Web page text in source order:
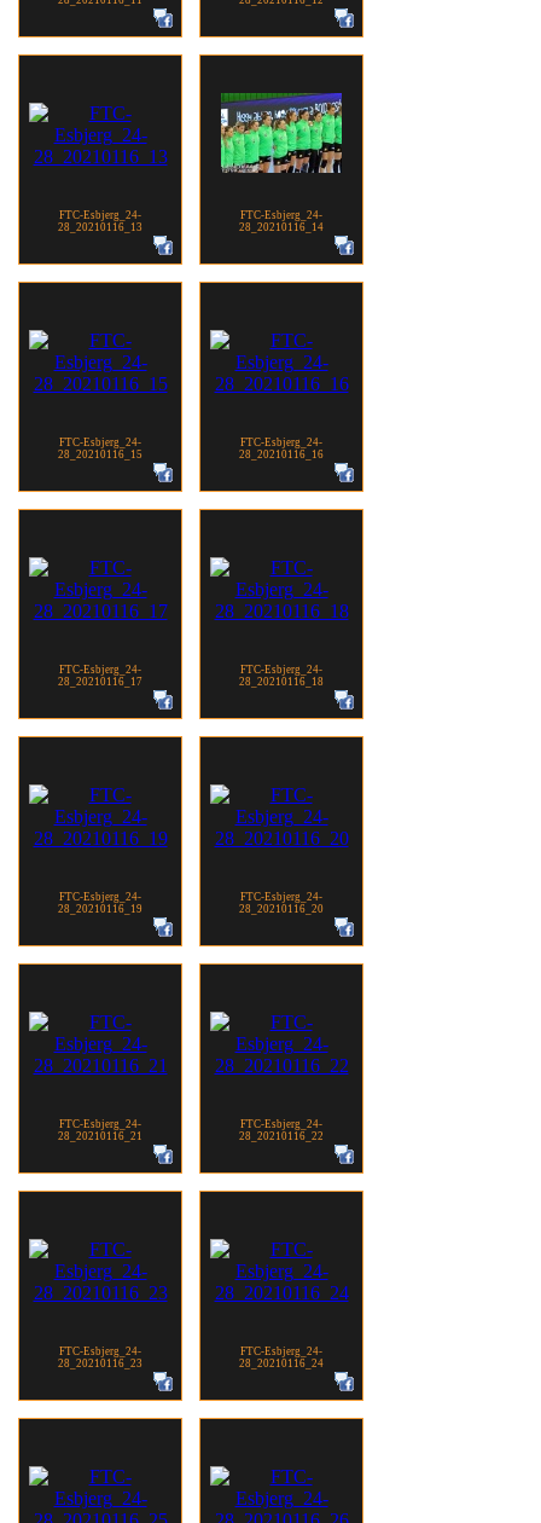
FTC-Esbjerg_24-
28_20210116_13
FTC-Esbjerg_24-
28_20210116_14
FTC-Esbjerg_24-
28_20210116_15
FTC-Esbjerg_24-
28_20210116_16
FTC-Esbjerg_24-
28_20210116_17
FTC-Esbjerg_24-
28_20210116_18
FTC-Esbjerg_24-
28_20210116_19
FTC-Esbjerg_24-
28_20210116_20
FTC-Esbjerg_24-
28_20210116_21
FTC-Esbjerg_24-
28_20210116_22
FTC-Esbjerg_24-
28_20210116_23
FTC-Esbjerg_24-
28_20210116_24